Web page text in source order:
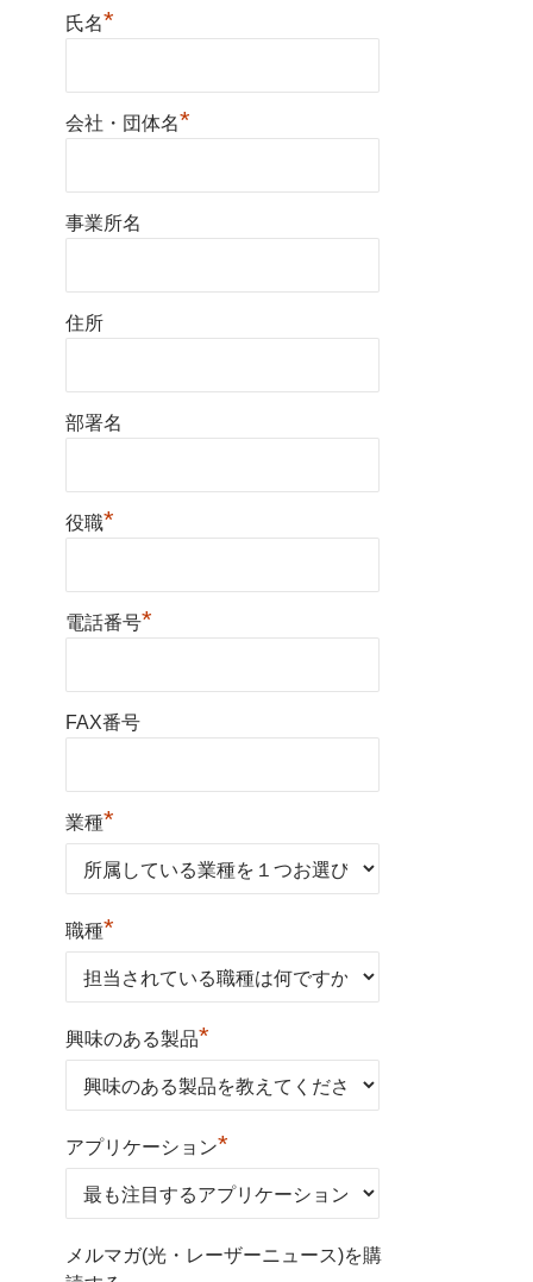
氏名*
会社・団体名*
事業所名
住所
部署名
役職*
電話番号*
FAX番号
業種*
職種*
興味のある製品*
アプリケーション*
メルマガ(光・レーザーニュース)を購